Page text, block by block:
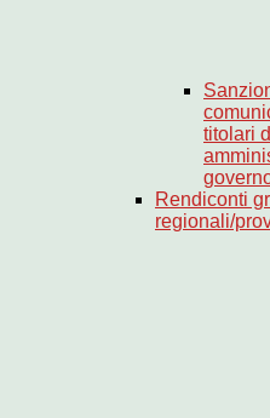
titolari
Rendiconti
regionali/